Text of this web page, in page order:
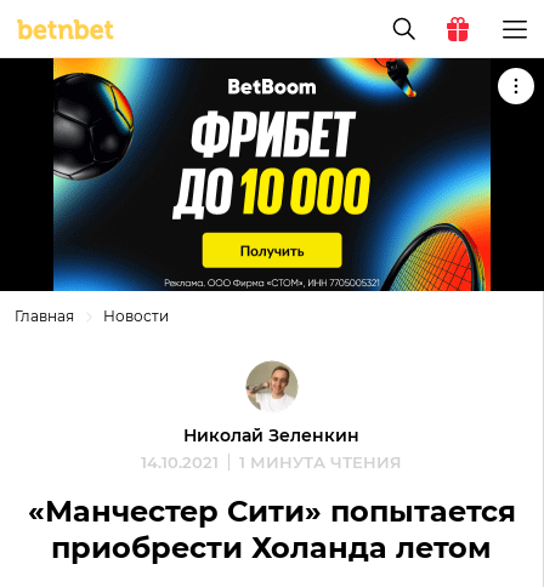
Главная Новости
Николай Зеленкин
14.10.2021 1 МИНУТА ЧТЕНИЯ
«Манчестер Сити» попытается
приобрести Холанда летом